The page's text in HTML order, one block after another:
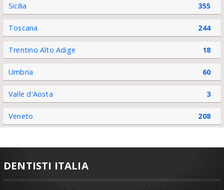
Sicilia 355
Toscana 244
Trentino Alto Adige 18
Umbria 60
Valle d'Aosta 3
Veneto 208
DENTISTI ITALIA